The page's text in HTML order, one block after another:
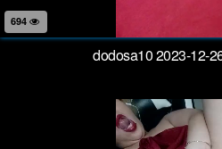
dodosa10 2023-12-